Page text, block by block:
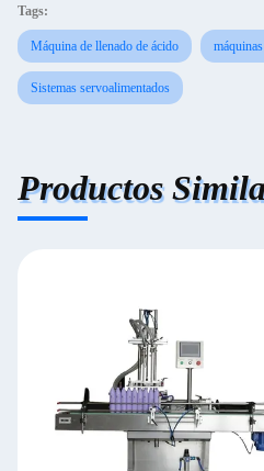
Tags:
Máquina de llenado de ácido
Sistemas servoalimentados
Productos